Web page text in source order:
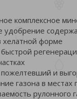
комплексное
удобрение
хелатной форме
пожелтевший и
газона в местах
рулонного